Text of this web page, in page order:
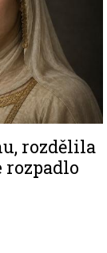
rozdělila
rozpadlo